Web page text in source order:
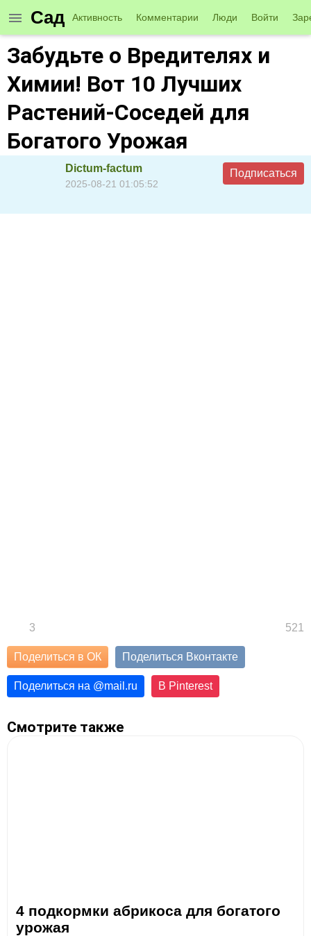
Сад Активность Комментарии Люди Войти
Забудьте о Вредителях и
Химии! Вот 10 Лучших
Растений-Соседей для
Богатого Урожая
Dictum-factum
2025-08-21 01:05:52
Подписаться
3 521
Поделиться в ОК Поделиться Вконтакте
Поделиться на @mail.ru В Pinterest
Смотрите также
4 подкормки абрикоса для богатого
урожая